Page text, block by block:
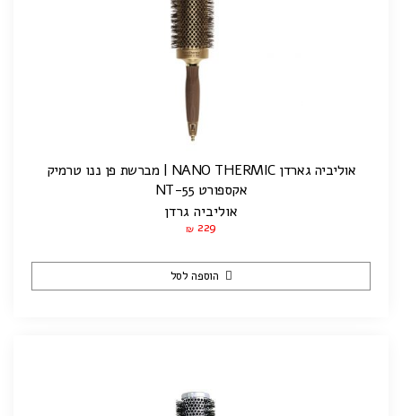
אוליביה גארדן NANO THERMIC | מברשת פן ננו טרמיק
אקספורט NT-55
אוליביה גרדן
₪ 229
הוספה לסל